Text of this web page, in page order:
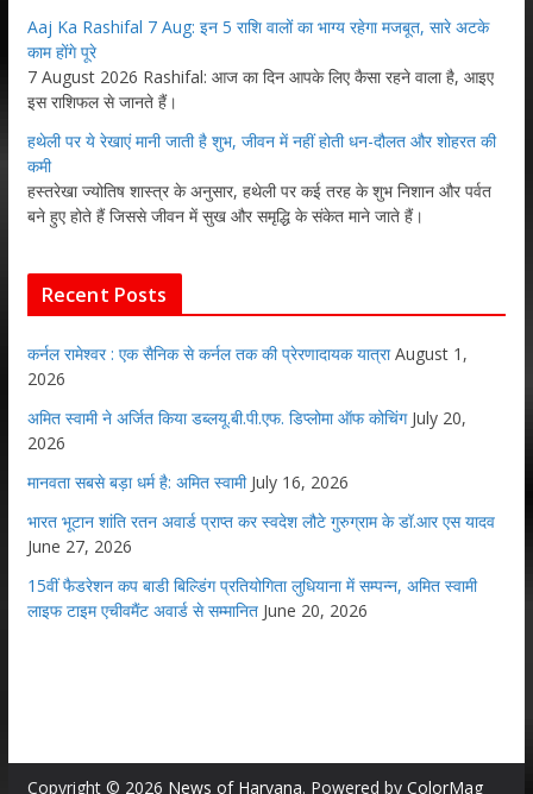
Aaj Ka Rashifal 7 Aug: इन 5 राशि वालों का भाग्य रहेगा मजबूत, सारे अटके
काम होंगे पूरे
7 August 2026 Rashifal: आज का दिन आपके लिए कैसा रहने वाला है, आइए
इस राशिफल से जानते हैं।
हथेली पर ये रेखाएं मानी जाती है शुभ, जीवन में नहीं होती धन-दौलत और शोहरत की
कमी
हस्तरेखा ज्योतिष शास्त्र के अनुसार, हथेली पर कई तरह के शुभ निशान और पर्वत
बने हुए होते हैं जिससे जीवन में सुख और समृद्धि के संकेत माने जाते हैं।
Recent Posts
कर्नल रामेश्वर : एक सैनिक से कर्नल तक की प्रेरणादायक यात्रा August 1,
2026
अमित स्वामी ने अर्जित किया डब्लयू.बी.पी.एफ. डिप्लोमा ऑफ कोचिंग July 20,
2026
मानवता सबसे बड़ा धर्म है: अमित स्वामी July 16, 2026
भारत भूटान शांति रतन अवार्ड प्राप्त कर स्वदेश लौटे गुरुग्राम के डॉ.आर एस यादव
June 27, 2026
15वीं फैडरेशन कप बाडी बिल्डिंग प्रतियोगिता लुधियाना में सम्पन्न, अमित स्वामी
लाइफ टाइम एचीवमैंट अवार्ड से सम्मानित June 20, 2026
Copyright © 2026 News of Haryana. Powered by ColorMag